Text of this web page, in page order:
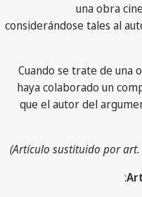
una obra
considerándose tales al
Cuando se trate de una
haya colaborado un
que el autor del